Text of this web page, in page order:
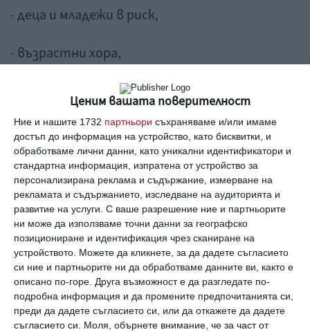
Ценим вашата поверителност
Ние и нашите 1732 партньори съхраняваме и/или имаме
достъп до информация на устройство, като бисквитки, и
обработваме лични данни, като уникални идентификатори и
стандартна информация, изпратена от устройство за
персонализирана реклама и съдържание, измерване на
рекламата и съдържанието, изследване на аудиторията и
развитие на услуги. С ваше разрешение ние и партньорите
ни може да използваме точни данни за географско
позициониране и идентификация чрез сканиране на
устройството. Можете да кликнете, за да дадете съгласието
си ние и партньорите ни да обработваме данните ви, както е
описано по-горе. Друга възможност е да разгледате по-
подробна информация и да промените предпочитанията си,
преди да дадете съгласието си, или да откажете да дадете
съгласието си. Моля, обърнете внимание, че за част от
- деца и младежи в риск,
- възрастни хора,
- култура и изкуство,
- градска среда и местно развитие,
- социална подкрепа,
- спорт,
- технологии,
- човешки права,
- природа и околна среда.